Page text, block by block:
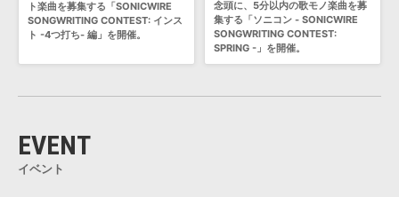
ト楽曲を募集する「SONICWIRE
SONGWRITING CONTEST: インス
ト -4つ打ち- 編」を開催。
念頭に、5分以内の歌モノ楽曲を募
集する「ソニコン - SONICWIRE
SONGWRITING CONTEST:
SPRING -」を開催。
EVENT
イベント